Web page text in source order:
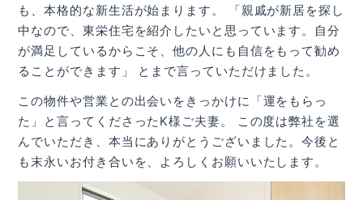
も、本格的な新生活が始まります。 「親戚が新居を探し
中なので、東栄住宅を紹介したいと思っています。自分
が満足しているからこそ、他の人にも自信をもって勧め
ることができます」 とまで言っていただけました。
この物件や営業との出会いをきっかけに「運をもらっ
た」と言ってくださったK様ご夫妻。 この度は弊社を選
んでいただき、本当にありがとうございました。今後と
も末永いお付き合いを、よろしくお願いいたします。